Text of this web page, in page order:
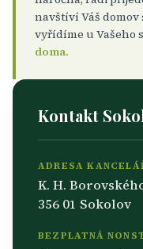
navštíví Váš domov
vyřídíme u Vašeho
doma.
Kontakt
ADRESA
K. H.
356 01 Sokolov
BEZPLATNÁ